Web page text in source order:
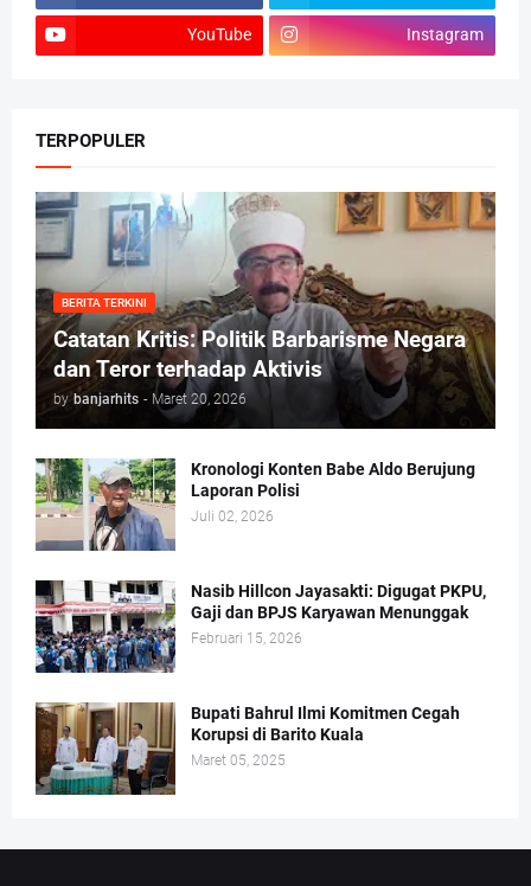
YouTube Instagram
TERPOPULER
BERITA TERKINI
Catatan Kritis: Politik Barbarisme Negara
dan Teror terhadap Aktivis
by banjarhits - Maret 20, 2026
Kronologi Konten Babe Aldo Berujung
Laporan Polisi
Juli 02, 2026
Nasib Hillcon Jayasakti: Digugat PKPU,
Gaji dan BPJS Karyawan Menunggak
Februari 15, 2026
Bupati Bahrul Ilmi Komitmen Cegah
Korupsi di Barito Kuala
Maret 05, 2025